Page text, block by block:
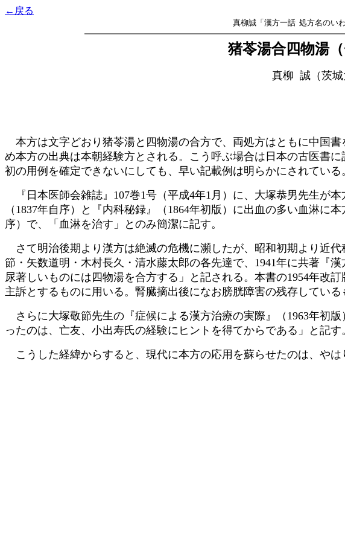
←戻る
真柳誠「漢方一話 処方名のい
猪苓湯合四物湯
真柳 誠（茨城
本方は文字どおり猪苓湯と四物湯の合方で、両処方はともに中国
め本方の出典は本朝経験方とされる。こう呼ぶ場合は日本の古医書
初の用例を確定できないにしても、早い記載例は明らかにされている
『日本医師会雑誌』107巻1号（平成4年1月）に、大塚恭男先生が
（1837年自序）と『内科秘録』（1864年初版）に出血の多い血淋に
序）で、「血淋を治す」とのみ簡潔に記す。
さて明治後期より漢方は絶滅の危機に瀕したが、昭和初期より近
節・矢数道明・木村長久・清水藤太郎の各先達で、1941年に共著『
尿著しいものには四物湯を合方する」と記される。本書の1954年改
主訴とするものに用いる。腎臓摘出後になお膀胱障害の残存してい
さらに大塚敬節先生の『症候による漢方治療の実際』（1963年初
ったのは、亡友、小出寿氏の経験にヒントを得てからである」と記す
こうした経緯からすると、現代に本方の応用を蘇らせたのは、やは